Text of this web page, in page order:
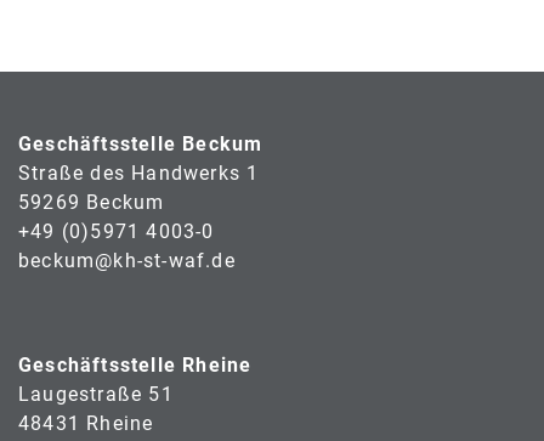
Geschäftsstelle Beckum
Straße des Handwerks 1
59269 Beckum
+49 (0)5971 4003-0
beckum@kh-st-waf.de
Geschäftsstelle Rheine
Laugestraße 51
48431 Rheine